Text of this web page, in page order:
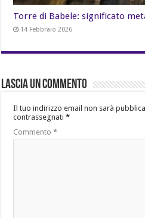
Torre di Babele: significato
14 Febbraio 2026
Lascia un commento
Il tuo indirizzo email non sarà
contrassegnati*
Commento*